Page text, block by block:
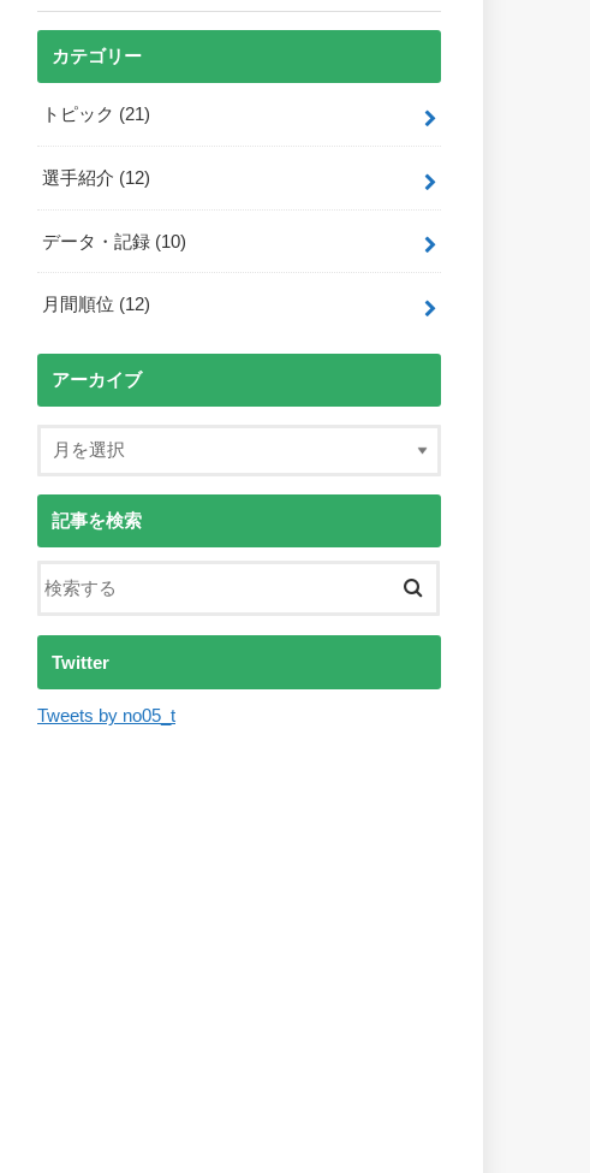
カテゴリー
トピック (21)
選手紹介 (12)
データ・記録 (10)
月間順位 (12)
アーカイブ
記事を検索
Twitter
Tweets by no05_t